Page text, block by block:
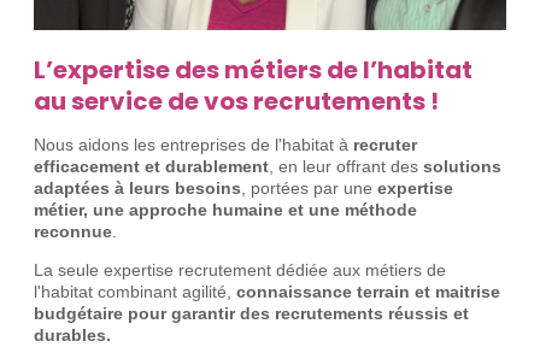
L’expertise des métiers de l’habitat
au service de vos recrutements !
Nous aidons les entreprises de l'habitat à recruter
efficacement et durablement, en leur offrant des solutions
adaptées à leurs besoins, portées par une expertise
métier, une approche humaine et une méthode
reconnue.
La seule expertise recrutement dédiée aux métiers de
l'habitat combinant agilité, connaissance terrain et maitrise
budgétaire pour garantir des recrutements réussis et
durables.